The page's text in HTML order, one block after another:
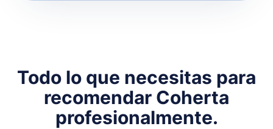
Todo lo que necesitas para
recomendar Coherta
profesionalmente.